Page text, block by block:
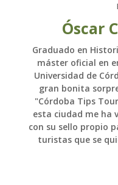
Óscar
Graduado en
máster oficial en
Universidad de
gran bonita
"Córdoba Tips
esta ciudad me ha
con su sello propio
turistas que se